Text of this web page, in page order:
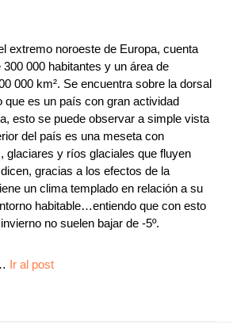
extremo noroeste de Europa, cuenta
000 habitantes y un área de
000 km². Se encuentra sobre la dorsal
que es un país con gran actividad
esto se puede observar a simple vista
del país es una meseta con
glaciares y ríos glaciales que fluyen
gracias a los efectos de la
un clima templado en relación a su
habitable…entiendo que con esto
no suelen bajar de -5º.
Ir al post